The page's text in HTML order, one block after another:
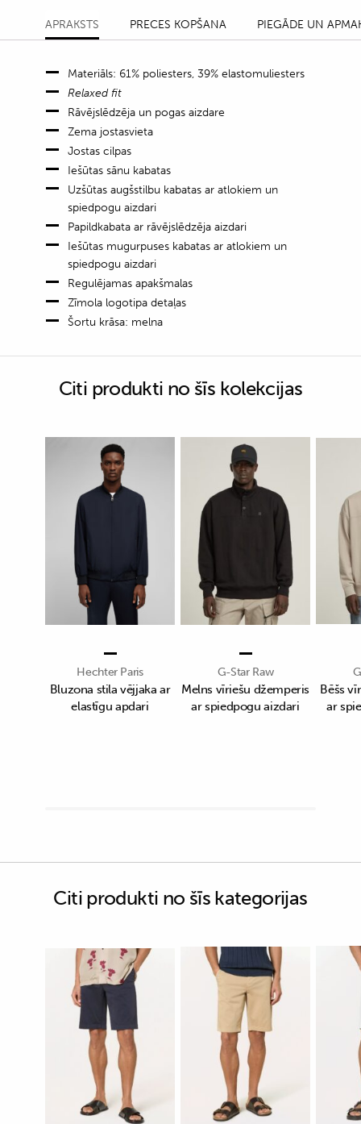
APRAKSTS PRECES KOPŠANA PIEGĀDE UN
Materiāls: 61% poliesters, 39% elastomuliesters
Relaxed fit
Rāvējslēdzēja un pogas aizdare
Zema jostasvieta
Jostas cilpas
Iešūtas sānu kabatas
Uzšūtas augšstilbu kabatas ar atlokiem un
spiedpogu aizdari
Papildkabata ar rāvējslēdzēja aizdari
Iešūtas mugurpuses kabatas ar atlokiem un
spiedpogu aizdari
Regulējamas apakšmalas
Zīmola logotipa detaļas
Šortu krāsa: melna
Citi produkti no šīs kolekcijas
Hechter Paris
Bluzona stila vējjaka ar
elastīgu apdari
G-Star Raw
Melns vīriešu džemperis
ar spiedpogu aizdari
Bēšs
ar
Citi produkti no šīs kategorijas